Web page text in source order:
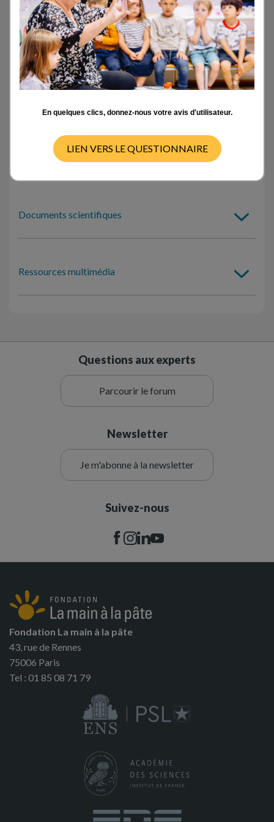
Activités en classe
- TOUT - CYCLE 1 CYCLE 2 CYCLE 3 CYCLE 4
Documents scientifiques
Ressources multimédia
Questions aux experts
Parcourir le forum
Newsletter
Je m'abonne à la newsletter
Suivez-nous
Fondation La main à la pâte
43, rue de Rennes
75006 Paris
Tel : 01 85 08 71 79
En quelques clics, donnez-nous votre avis d'utilisateur.
LIEN VERS LE QUESTIONNAIRE